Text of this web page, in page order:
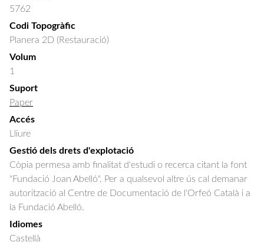
5762
Codi Topogràfic
Planera 2D (Restauració)
Volum
1
Suport
Paper
Accés
Lliure
Gestió dels drets d'explotació
Còpia permesa amb finalitat d'estudi o recerca citant la font
"Fundació Joan Abelló". Per a qualsevol altre ús cal demanar
autorització al Centre de Documentació de l'Orfeó Català i a
la Fundació Abelló.
Idiomes
Castellà